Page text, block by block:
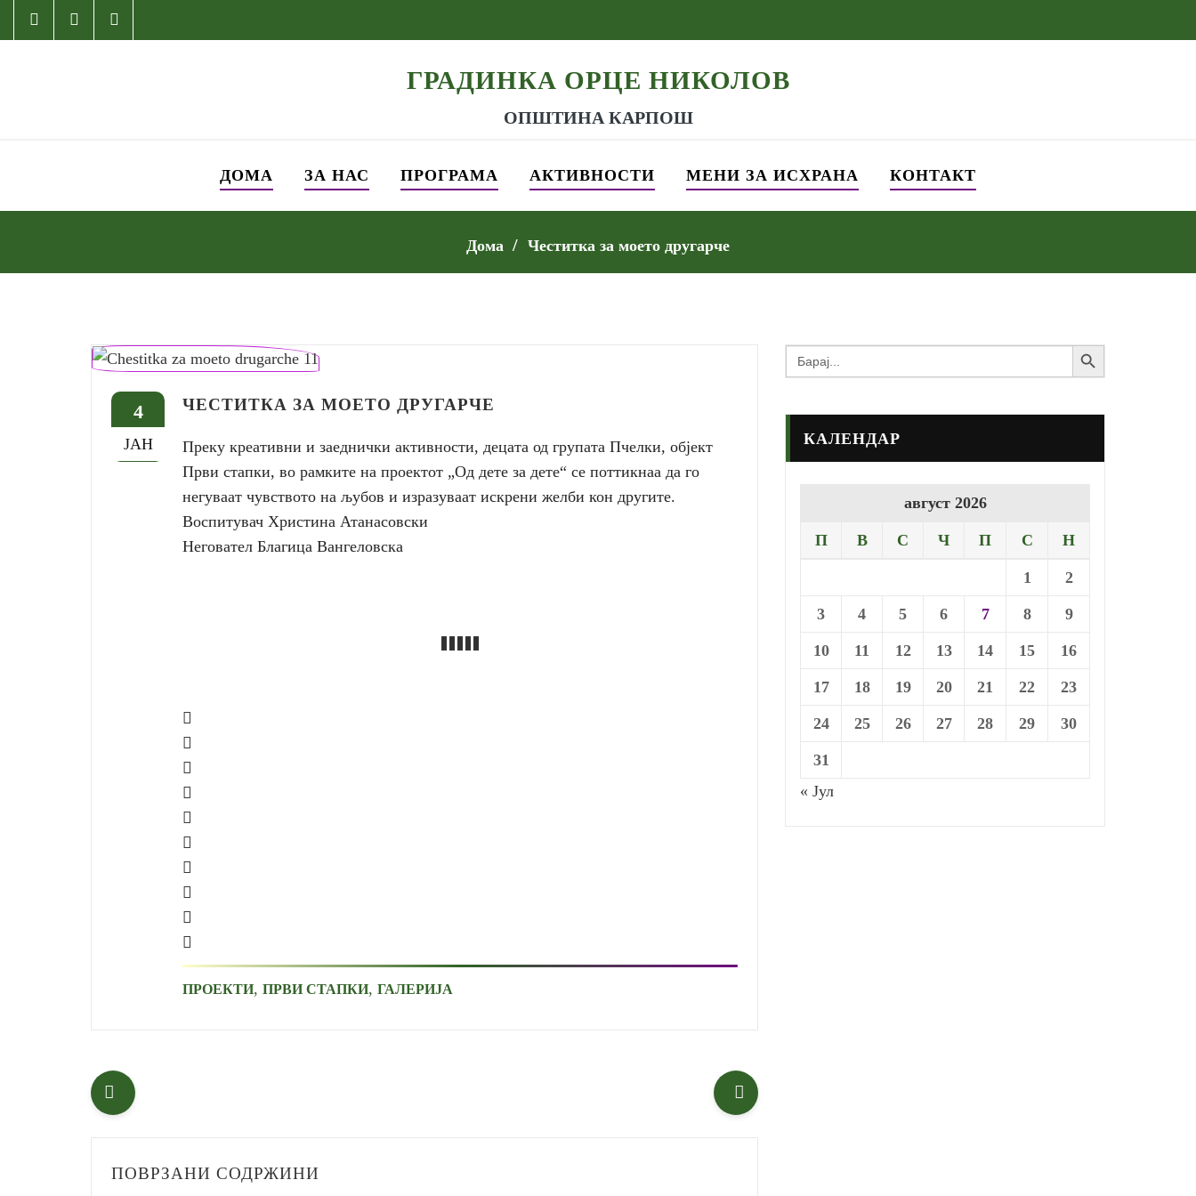
ГРАДИНКА ОРЦЕ НИКОЛОВ
ОПШТИНА КАРПОШ
ДОМА ЗА НАС ПРОГРАМА АКТИВНОСТИ МЕНИ ЗА ИСХРАНА КОНТАКТ
Дома Честитка за моето другарче
4
ЈАН
ЧЕСТИТКА ЗА МОЕТО ДРУГАРЧЕ
Преку креативни и заеднички активности, децата од групата Пчелки, објект
Први стапки, во рамките на проектот „Од дете за дете“ се поттикнаа да го
негуваат чувството на љубов и изразуваат искрени желби кон другите.
Воспитувач Христина Атанасовски
Неговател Благица Вангеловска
ПРОЕКТИ, ПРВИ СТАПКИ, ГАЛЕРИЈА
ПОВРЗАНИ СОДРЖИНИ
Search
for:
Search Button
КАЛЕНДАР
август 2026
П В С Ч П С Н
1 2
3 4 5 6 7 8 9
10 11 12 13 14 15 16
17 18 19 20 21 22 23
24 25 26 27 28 29 30
31
« Јул